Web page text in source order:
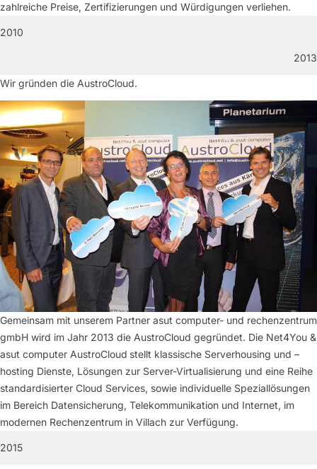
zahlreiche Preise, Zertifizierungen und Würdigungen verliehen.
2010
2013
Wir gründen die AustroCloud.
Gemeinsam mit unserem Partner asut computer- und rechenzentrum
gmbH wird im Jahr 2013 die AustroCloud gegründet. Die Net4You &
asut computer AustroCloud stellt klassische Serverhousing und –
hosting Dienste, Lösungen zur Server-Virtualisierung und eine Reihe
standardisierter Cloud Services, sowie individuelle Speziallösungen
im Bereich Datensicherung, Telekommunikation und Internet, im
modernen Rechenzentrum in Villach zur Verfügung.
2015